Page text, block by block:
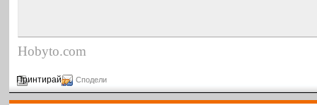
Hobyto.com
Принтирай Сподели